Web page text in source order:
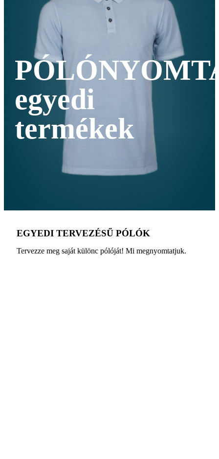
egyedi
termékek
EGYEDI TERVEZÉSŰ PÓLÓK
Tervezze meg saját különc pólóját! Mi megnyomtatjuk.